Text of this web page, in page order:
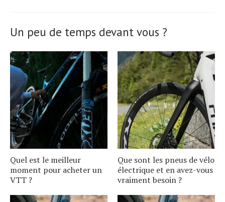
Un peu de temps devant vous ?
Quel est le meilleur
moment pour acheter un
VTT ?
Que sont les pneus de vélo
électrique et en avez-vous
vraiment besoin ?